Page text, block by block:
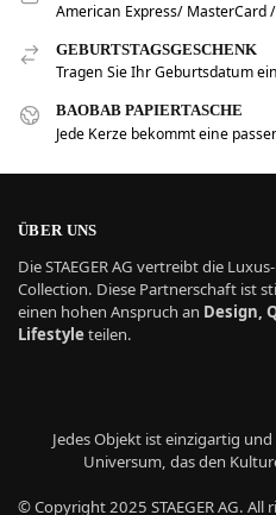
American Express/ MasterCard
GEBURTSTAGSGESCHENK
Tragen Sie Ihr Geburtsdatum
BAOBAB PAPIERTASCHE
Jede Kerze bekommt eine
ÜBER UNS
Die STAEGER AG vertreibt die
Collection. Diese Partnerschaft ist
einen hohen Anspruch an Design,
Lifestyleteilen.
Jedes Objekt ist einzigartig
Universum, das den
© Copyright 2025 STAEGER AG. All